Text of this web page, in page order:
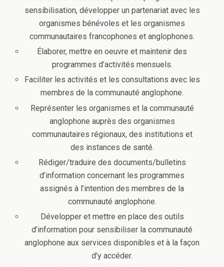
sensibilisation, développer un partenariat avec les
organismes bénévoles et les organismes
communautaires francophones et anglophones.
Élaborer, mettre en oeuvre et maintenir des
programmes d’activités mensuels.
Faciliter les activités et les consultations avec les
membres de la communauté anglophone.
Représenter les organismes et la communauté
anglophone auprès des organismes
communautaires régionaux, des institutions et
des instances de santé.
Rédiger/traduire des documents/bulletins
d’information concernant les programmes
assignés à l’intention des membres de la
communauté anglophone.
Développer et mettre en place des outils
d’information pour sensibiliser la communauté
anglophone aux services disponibles et à la façon
d’y accéder.